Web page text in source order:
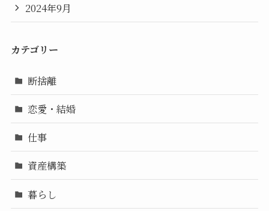
2024年9月
カテゴリー
断捨離
恋愛・結婚
仕事
資産構築
暮らし